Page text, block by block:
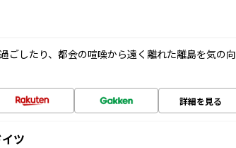
ごしたり、都会の喧噪から遠く離れた離島を気の向
詳細を見る
ツ